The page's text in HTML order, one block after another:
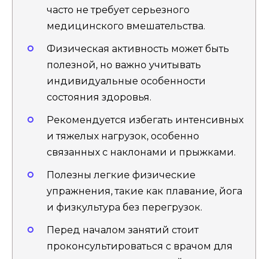
часто не требует серьезного
медицинского вмешательства.
Физическая активность может быть
полезной, но важно учитывать
индивидуальные особенности
состояния здоровья.
Рекомендуется избегать интенсивных
и тяжелых нагрузок, особенно
связанных с наклонами и прыжками.
Полезны легкие физические
упражнения, такие как плавание, йога
и физкультура без перегрузок.
Перед началом занятий стоит
проконсультироваться с врачом для